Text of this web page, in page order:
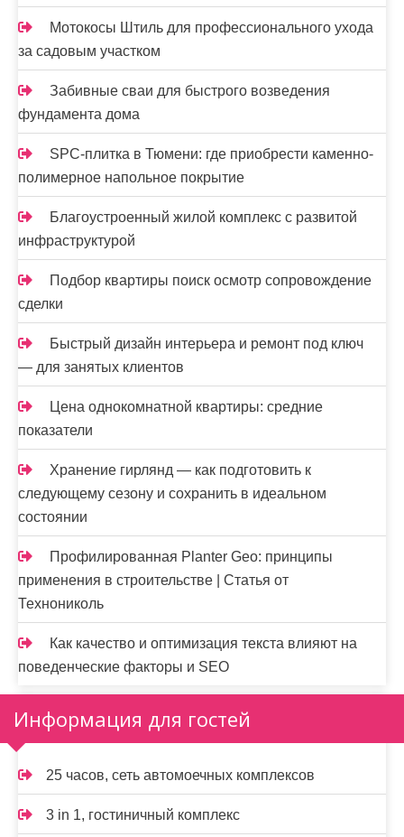
Мотокосы Штиль для профессионального ухода
за садовым участком
Забивные сваи для быстрого возведения
фундамента дома
SPC-плитка в Тюмени: где приобрести каменно-
полимерное напольное покрытие
Благоустроенный жилой комплекс с развитой
инфраструктурой
Подбор квартиры поиск осмотр сопровождение
сделки
Быстрый дизайн интерьера и ремонт под ключ
— для занятых клиентов
Цена однокомнатной квартиры: средние
показатели
Хранение гирлянд — как подготовить к
следующему сезону и сохранить в идеальном
состоянии
Профилированная Planter Geo: принципы
применения в строительстве | Статья от
Технониколь
Как качество и оптимизация текста влияют на
поведенческие факторы и SEO
Информация для гостей
25 часов, сеть автомоечных комплексов
3 in 1, гостиничный комплекс